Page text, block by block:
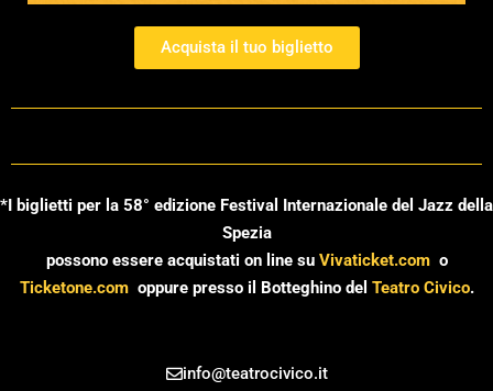
Acquista il tuo biglietto
*I biglietti per la 58° edizione Festival Internazionale del Jazz della
Spezia
possono essere acquistati on line su Vivaticket.com o
Ticketone.com oppure presso il Botteghino del Teatro Civico.
info@teatrocivico.it